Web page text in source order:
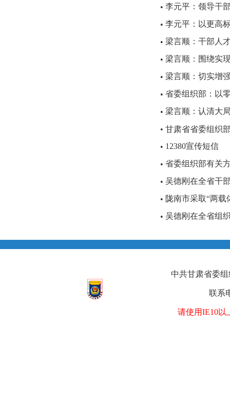
• 李元平：领导干
• 李元平：以更高
• 梁言顺：干部人
• 梁言顺：围绕实
• 梁言顺：切实增
• 省委组织部：以
• 梁言顺：认清大
• 甘肃省省委组织
• 12380宣传短信
• 省委组织部有关
• 吴德刚在全省干
• 陇南市采取“两载
• 吴德刚在全省组
中共甘肃省委
联系
请使用IE10以